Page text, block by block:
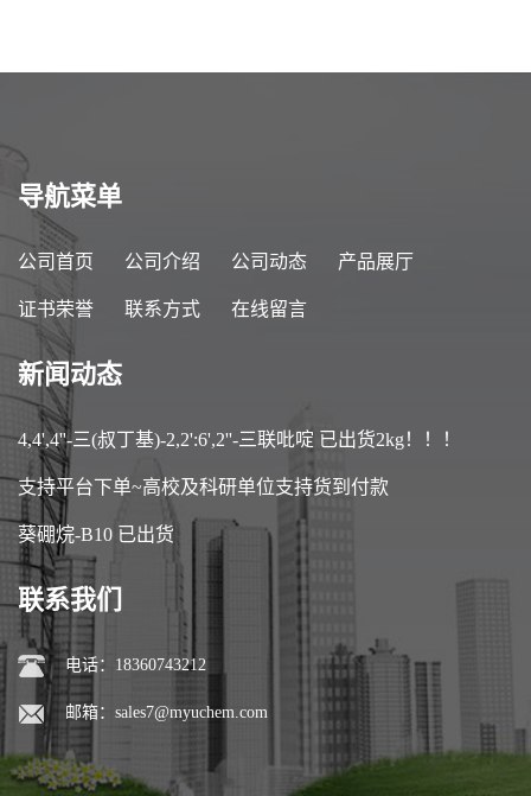
导航菜单
公司首页 公司介绍 公司动态 产品展厅
证书荣誉 联系方式 在线留言
新闻动态
4,4',4''-三(叔丁基)-2,2':6',2''-三联吡啶 已出货2kg！！！
支持平台下单~高校及科研单位支持货到付款
葵硼烷-B10 已出货
联系我们
电话：18360743212
邮箱： sales7@myuchem.com